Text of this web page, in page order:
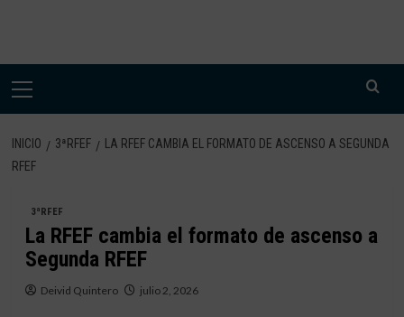
Menú
INICIO 3ªRFEF
LA RFEF CAMBIA EL FORMATO DE ASCENSO A SEGUNDA
RFEF
3ªRFEF
La RFEF cambia el formato de ascenso a
Segunda RFEF
Deivid Quintero julio 2, 2026